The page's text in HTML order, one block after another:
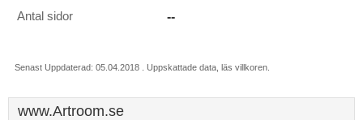
Antal sidor --
Senast Uppdaterad: 05.04.2018 . Uppskattade data, läs villkoren.
www.Artroom.se